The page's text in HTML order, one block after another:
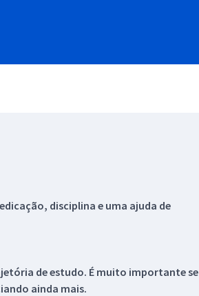
disciplina e uma ajuda de
de estudo. É muito importante se
ainda mais.